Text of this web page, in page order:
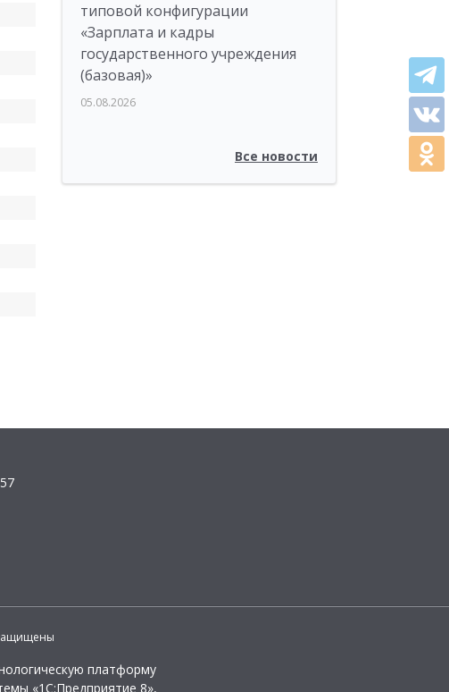
типовой конфигурации
«Зарплата и кадры
государственного учреждения
(базовая)»
05.08.2026
Все новости
платформу
«1С:Предприятие 8»,